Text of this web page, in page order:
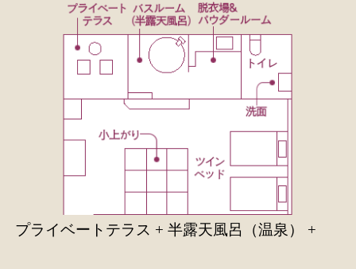
プライベートテラス + 半露天風呂（温泉） +